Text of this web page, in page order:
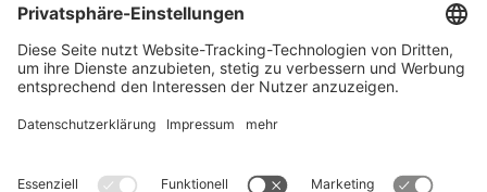
Alle StudiengängeDatenschutz
ImpressumBarrierefreiheitPresse